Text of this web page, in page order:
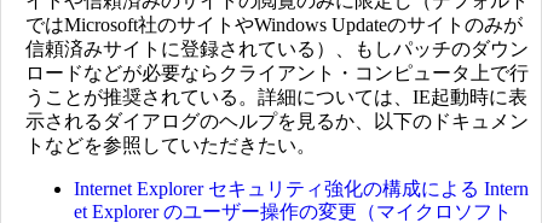
ではMicrosoft社のサイトやWindows Updateのサイトのみが
信頼済みサイトに登録されている）、もしパッチのダウン
ロードなどが必要ならクライアント・コンピュータ上で行
うことが推奨されている。詳細については、IE起動時に表
示されるダイアログのヘルプを見るか、以下のドキュメン
トなどを参照していただきたい。
Internet Explorer セキュリティ強化の構成による Intern
et Explorer のユーザー操作の変更（マイクロソフト